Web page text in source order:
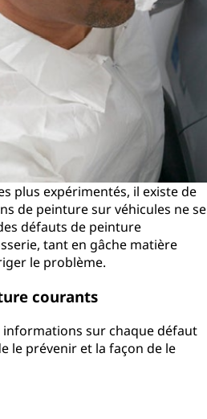
plus expérimentés, il existe de
de peinture sur véhicules ne se
défauts de peinture
tant en gâche matière
le problème.
courants
informations sur chaque défaut
le prévenir et la façon de le